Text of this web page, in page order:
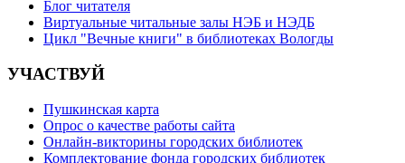
Блог читателя
Виртуальные читальные залы НЭБ и НЭДБ
Цикл "Вечные книги" в библиотеках Вологды
УЧАСТВУЙ
Пушкинская карта
Опрос о качестве работы сайта
Онлайн-викторины городских библиотек
Комплектование фонда городских библиотек